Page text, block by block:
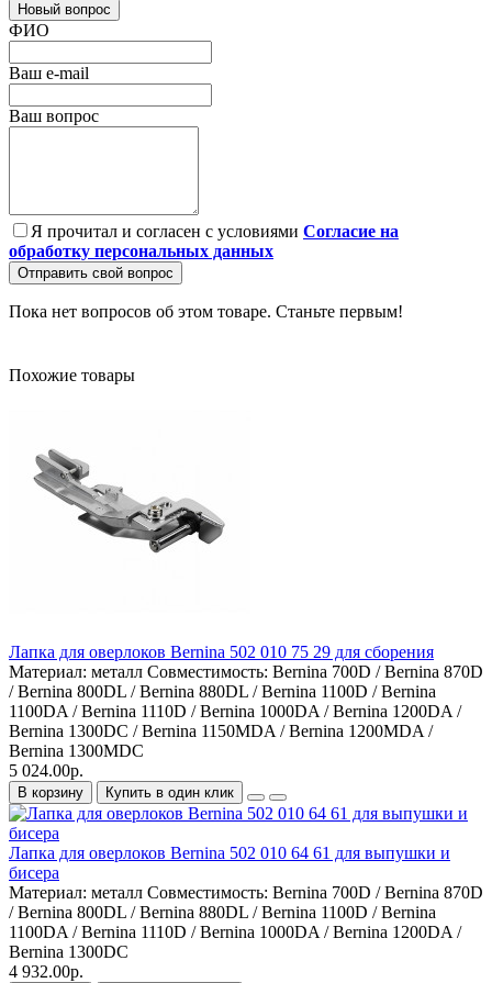
Новый вопрос
ФИО
Ваш e-mail
Ваш вопрос
Я прочитал и согласен с условиями Согласие на
обработку персональных данных
Отправить свой вопрос
Пока нет вопросов об этом товаре. Станьте первым!
Похожие товары
Лапка для оверлоков Bernina 502 010 75 29 для сборения
Материал: металл Совместимость: Bernina 700D / Bernina 870D
/ Bernina 800DL / Bernina 880DL / Bernina 1100D / Bernina
1100DA / Bernina 1110D / Bernina 1000DA / Bernina 1200DA /
Bernina 1300DC / Bernina 1150MDA / Bernina 1200MDA /
Bernina 1300MDC
5 024.00р.
В корзину Купить в один клик
Лапка для оверлоков Bernina 502 010 64 61 для выпушки и
бисера
Материал: металл Совместимость: Bernina 700D / Bernina 870D
/ Bernina 800DL / Bernina 880DL / Bernina 1100D / Bernina
1100DA / Bernina 1110D / Bernina 1000DA / Bernina 1200DA /
Bernina 1300DC
4 932.00р.